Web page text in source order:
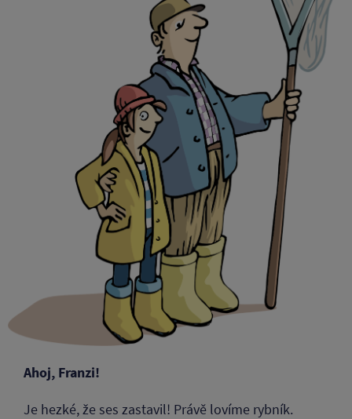
Ahoj, Franzi!
Je hezké, že ses zastavil! Právě lovíme rybník.